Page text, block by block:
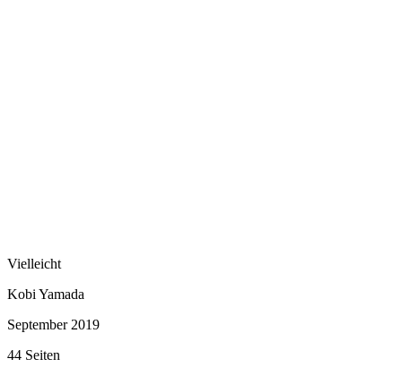
Vielleicht
Kobi Yamada
September 2019
44 Seiten